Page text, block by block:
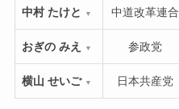
中村 たけと ▼ 中道改革連合
おぎの みえ ▼ 参政党
横山 せいご ▼ 日本共産党